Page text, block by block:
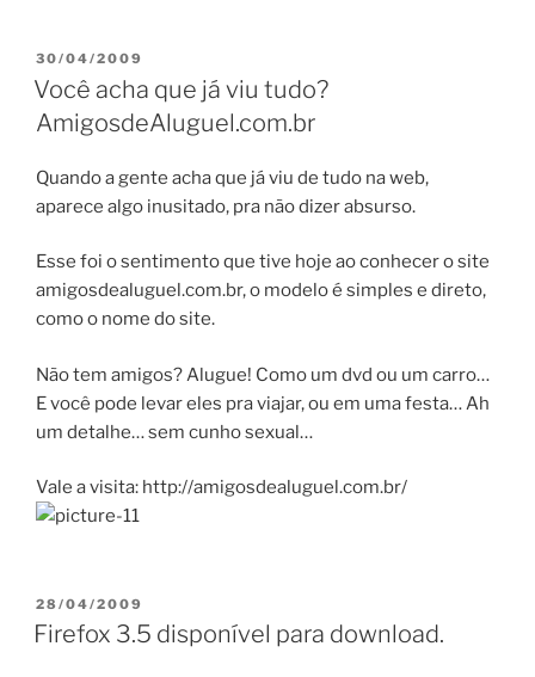
PUBLICADO
EM
30/04/2009
Você acha que já viu tudo?
AmigosdeAluguel.com.br
Quando a gente acha que já viu de tudo na web,
aparece algo inusitado, pra não dizer absurso.
Esse foi o sentimento que tive hoje ao conhecer o site
amigosdealuguel.com.br, o modelo é simples e direto,
como o nome do site.
Não tem amigos? Alugue! Como um dvd ou um carro…
E você pode levar eles pra viajar, ou em uma festa… Ah
um detalhe… sem cunho sexual…
Vale a visita: http://amigosdealuguel.com.br/
PUBLICADO
EM
28/04/2009
Firefox 3.5 disponível para download.